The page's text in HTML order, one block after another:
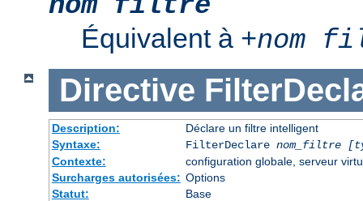
Équivalent à +nom
Directive
Description:
Déclare un filtre intelligent
Syntaxe:
FilterDeclare nom_filtre
Contexte:
configuration globale, serveur
Surcharges autorisées: Options
Statut:
Base